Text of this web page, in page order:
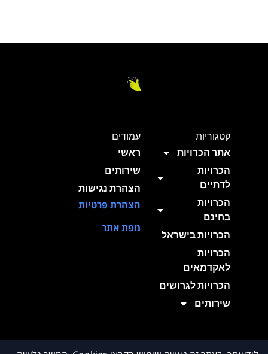
קטגוריות
אתר הכרויות
הכרויות
לדתיים
הכרויות
בחינם
הכרויות בישראל
הכרויות
לאקדמאים
הכרויות לגרושים
שירותים
עמודים
ראשי
שירותים
הצהרת נגישות
הצהרת פרטיות
מפת אתר